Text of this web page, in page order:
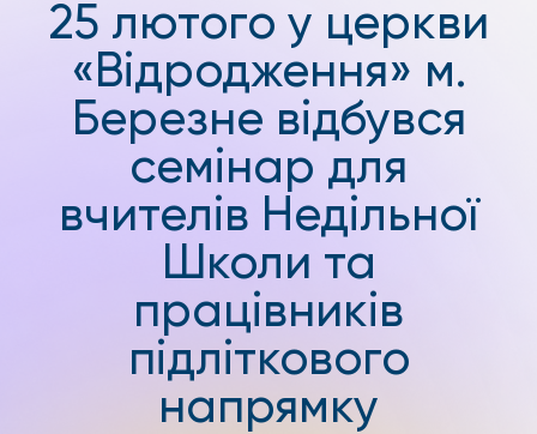
25 лютого у церкви
«Відродження» м.
Березне відбувся
семінар для
вчителів Недільної
Школи та
працівників
підліткового
напрямку